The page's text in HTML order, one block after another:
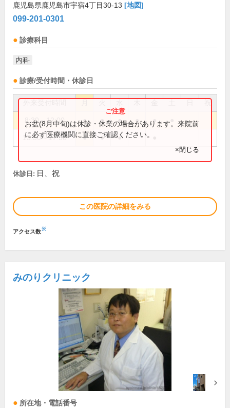
鹿児島県鹿児島市宇宿4丁目30-13 [地図]
099-201-0301
診療科目
内科
診療/受付時間・休診日
祝
8:30～12:00 ● ● ● ● ●
13:30～17:30 ● ● ●
お盆(8月中旬)は休診・休業の場合があります。来院前
に必ず医療機関に直接ご確認ください。
×閉じる
休診日: 日、祝
この医院の詳細をみる
アクセス数※
みのりクリニック
所在地・電話番号